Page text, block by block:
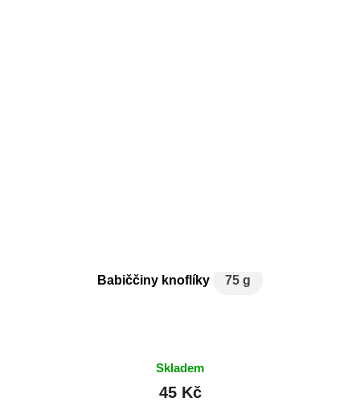
Babiččiny knoflíky 75 g
Skladem
45 Kč